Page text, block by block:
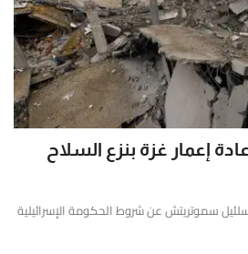
إعمار غزة بنزع السلاح
سموتريتش عن شروط الحكومة الإسرائيلية